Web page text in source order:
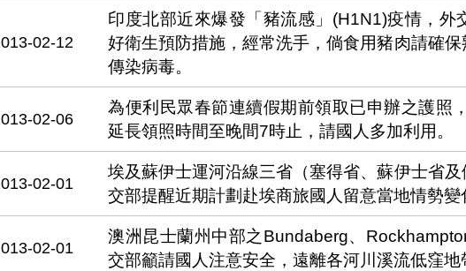
02-12
印度北部近來爆發「豬流感」(H1N1)疫情，外
好衛生預防措施，經常洗手，倘食用豬肉請確
傳染病毒。
02-06
為便利民眾春節連續假期前領取已申辦之護照
延長領照時間至晚間7時止，請國人多加利用。
02-01
埃及蘇伊士運河沿線三省（塞得省、蘇伊士省
交部提醒近期計劃赴埃商旅國人留意當地情勢
02-01
澳洲昆士蘭州中部之Bundaberg、
交部籲請國人注意安全，遠離各河川溪流低窪地